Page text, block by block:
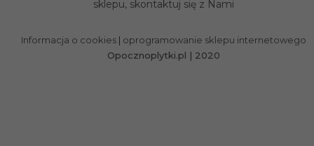
Informacja o cookies | oprogramowanie sklepu internetowego
Opocznoplytki.pl | 2020